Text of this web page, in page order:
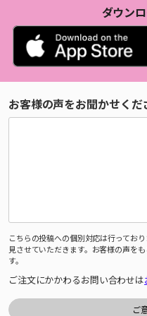
ダウン
お客様の声をお聞かせくだ
こちらの投稿への個別対応は行ってお
見させていただきます。お客様の声を
す。
ご注文にかかわるお問い合わせは